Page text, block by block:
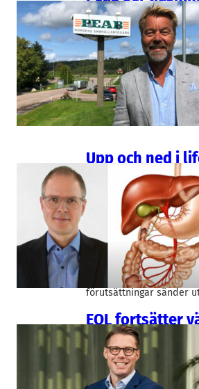
Fakta
EQL Pharma , Peab
Axel Schörling, Jesper
Byggbolaget Peab från
omsättningen med ett
fjärde kvartalet. Det var
väntat vilket fick aktien
Upp och ned i
fabriken
Bioteknik/Övrig life
Ascelia Pharma, EQL Pharma
Försenade leveranser
genomförd riktad
nyheterna från den
fabriken. Två bolag
förutsättningar sänder
EQL fortsätter
Läkemedel
EQL Pharma
Axel
Lundabolaget EQL
mot strömmen bland